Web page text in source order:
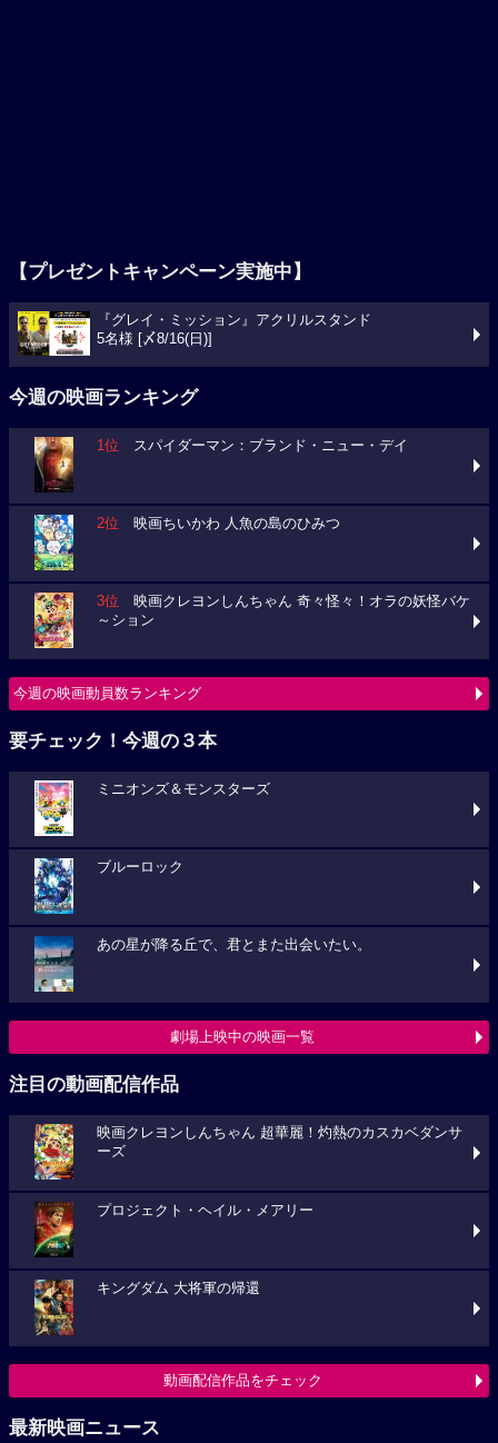
【プレゼントキャンペーン実施中】
『グレイ・ミッション』アクリルスタンド
5名様 [〆8/16(日)]
今週の映画ランキング
1位 スパイダーマン：ブランド・ニュー・デイ
2位 映画ちいかわ 人魚の島のひみつ
3位 映画クレヨンしんちゃん 奇々怪々！オラの妖怪バケ
～ション
今週の映画動員数ランキング
要チェック！今週の３本
ミニオンズ＆モンスターズ
ブルーロック
あの星が降る丘で、君とまた出会いたい。
劇場上映中の映画一覧
注目の動画配信作品
映画クレヨンしんちゃん 超華麗！灼熱のカスカベダンサ
ーズ
プロジェクト・ヘイル・メアリー
キングダム 大将軍の帰還
動画配信作品をチェック
最新映画ニュース